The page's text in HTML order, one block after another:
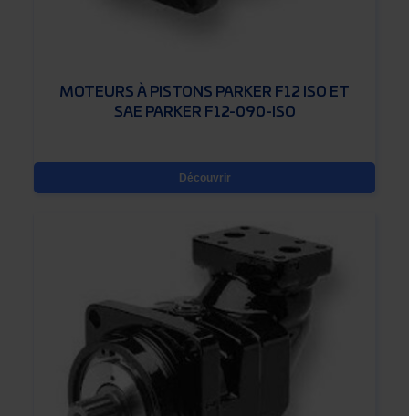
MOTEURS À PISTONS PARKER F12 ISO ET
SAE PARKER F12-090-ISO
Découvrir